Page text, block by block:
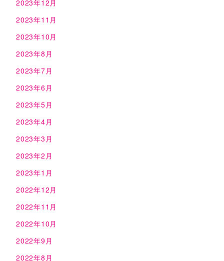
2023年12月
2023年11月
2023年10月
2023年8月
2023年7月
2023年6月
2023年5月
2023年4月
2023年3月
2023年2月
2023年1月
2022年12月
2022年11月
2022年10月
2022年9月
2022年8月